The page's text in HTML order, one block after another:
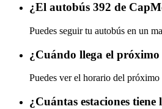
¿El autobús 392 de
Puedes seguir tu autobús en un
¿Cuándo llega el
Puedes ver el horario del
¿Cuántas estaciones